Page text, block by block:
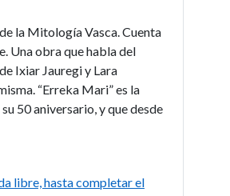
la Mitología Vasca. Cuenta
Una obra que habla del
Ixiar Jauregi y Lara
“Erreka Mari” es la
50 aniversario, y que desde
libre, hasta completar el